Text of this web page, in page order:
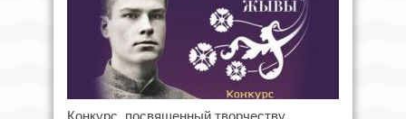
Конкурс, посвященный творчеству